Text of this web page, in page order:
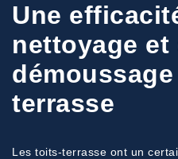
Une
nettoyage et
terrasse
Les toits-terrasse ont un